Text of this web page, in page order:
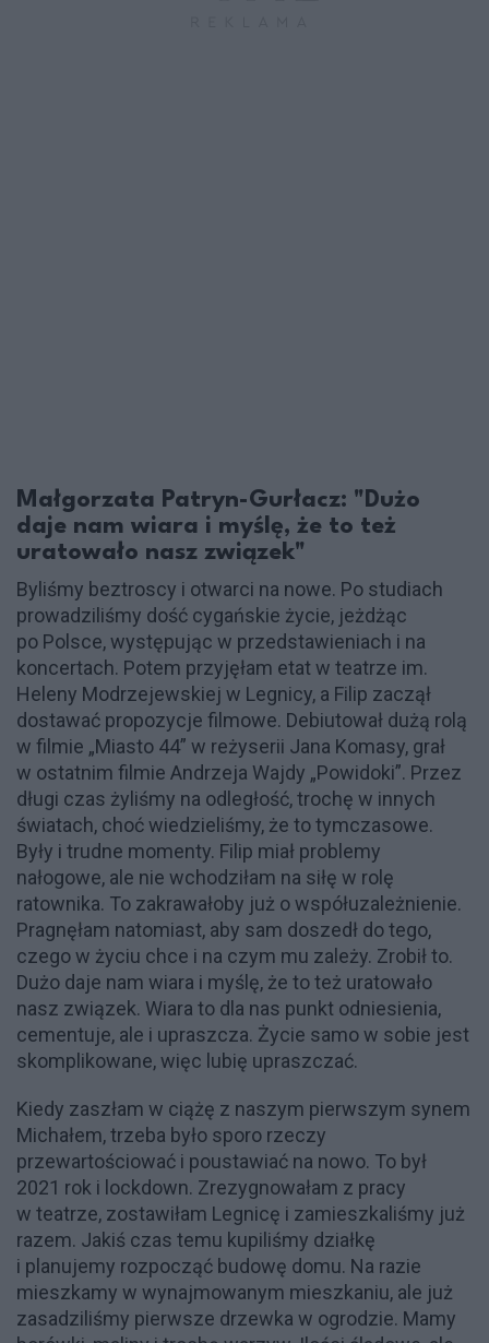
Małgorzata Patryn-Gurłacz: "Dużo
daje nam wiara i myślę, że to też
uratowało nasz związek"
Byliśmy beztroscy i otwarci na nowe. Po studiach
prowadziliśmy dość cygańskie życie, jeżdżąc
po Polsce, występując w przedstawieniach i na
koncertach. Potem przyjęłam etat w teatrze im.
Heleny Modrzejewskiej w Legnicy, a Filip zaczął
dostawać propozycje filmowe. Debiutował dużą rolą
w filmie „Miasto 44” w reżyserii Jana Komasy, grał
w ostatnim filmie Andrzeja Wajdy „Powidoki”. Przez
długi czas żyliśmy na odległość, trochę w innych
światach, choć wiedzieliśmy, że to tymczasowe.
Były i trudne momenty. Filip miał problemy
nałogowe, ale nie wchodziłam na siłę w rolę
ratownika. To zakrawałoby już o współuzależnienie.
Pragnęłam natomiast, aby sam doszedł do tego,
czego w życiu chce i na czym mu zależy. Zrobił to.
Dużo daje nam wiara i myślę, że to też uratowało
nasz związek. Wiara to dla nas punkt odniesienia,
cementuje, ale i upraszcza. Życie samo w sobie jest
skomplikowane, więc lubię upraszczać.
Kiedy zaszłam w ciążę z naszym pierwszym synem
Michałem, trzeba było sporo rzeczy
przewartościować i poustawiać na nowo. To był
2021 rok i lockdown. Zrezygnowałam z pracy
w teatrze, zostawiłam Legnicę i zamieszkaliśmy już
razem. Jakiś czas temu kupiliśmy działkę
i planujemy rozpocząć budowę domu. Na razie
mieszkamy w wynajmowanym mieszkaniu, ale już
zasadziliśmy pierwsze drzewka w ogrodzie. Mamy